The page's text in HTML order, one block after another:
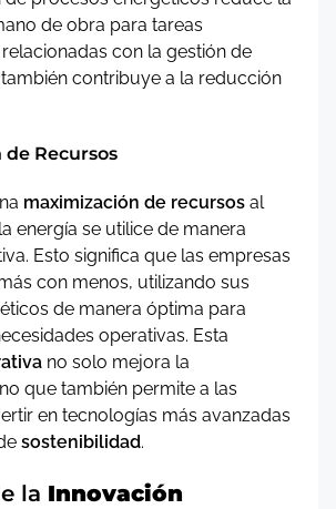
de obra para tareas
con la gestión de
contribuye a la reducción
Recursos
maximización de recursos al
energía se utilice de manera
Esto significa que las empresas
con menos, utilizando sus
de manera óptima para
operativas. Esta
no solo mejora la
que también permite a las
en tecnologías más avanzadas
sostenibilidad.
la Innovación